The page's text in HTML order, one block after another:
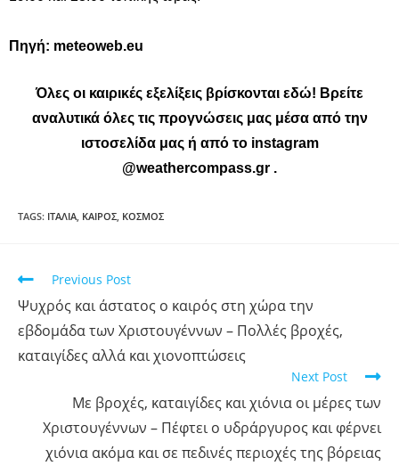
Πηγή: meteoweb.eu
Όλες οι καιρικές εξελίξεις βρίσκονται εδώ! Βρείτε
αναλυτικά όλες τις προγνώσεις μας μέσα από την
ιστοσελίδα μας ή από το instagram
@weathercompass.gr .
TAGS: ΙΤΑΛΙΑ ΚΑΙΡΟΣ ΚΟΣΜΟΣ
Previous Post
Ψυχρός και άστατος ο καιρός στη χώρα την
εβδομάδα των Χριστουγέννων – Πολλές βροχές,
καταιγίδες αλλά και χιονοπτώσεις
Next Post
Με βροχές, καταιγίδες και χιόνια οι μέρες των
Χριστουγέννων – Πέφτει ο υδράργυρος και φέρνει
χιόνια ακόμα και σε πεδινές περιοχές της βόρειας